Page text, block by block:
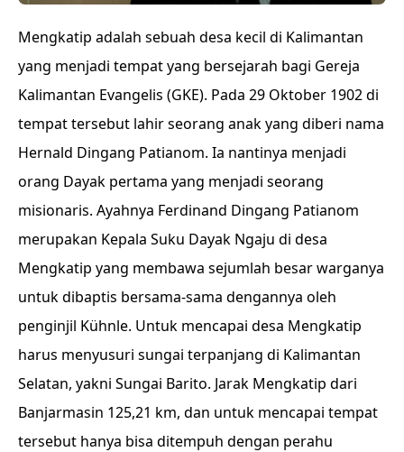
Mengkatip adalah sebuah desa kecil di Kalimantan
yang menjadi tempat yang bersejarah bagi Gereja
Kalimantan Evangelis (GKE). Pada 29 Oktober 1902 di
tempat tersebut lahir seorang anak yang diberi nama
Hernald Dingang Patianom. Ia nantinya menjadi
orang Dayak pertama yang menjadi seorang
misionaris. Ayahnya Ferdinand Dingang Patianom
merupakan Kepala Suku Dayak Ngaju di desa
Mengkatip yang membawa sejumlah besar warganya
untuk dibaptis bersama-sama dengannya oleh
penginjil Kühnle. Untuk mencapai desa Mengkatip
harus menyusuri sungai terpanjang di Kalimantan
Selatan, yakni Sungai Barito. Jarak Mengkatip dari
Banjarmasin 125,21 km, dan untuk mencapai tempat
tersebut hanya bisa ditempuh dengan perahu